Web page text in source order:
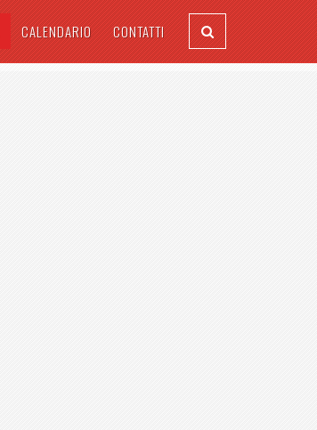
CALENDARIO CONTATTI